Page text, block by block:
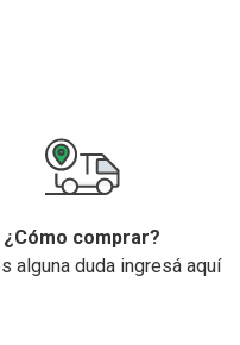
¿Cómo comprar?
alguna duda ingresá aquí